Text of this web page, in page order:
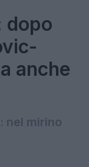
dopo
anche
nel mirino